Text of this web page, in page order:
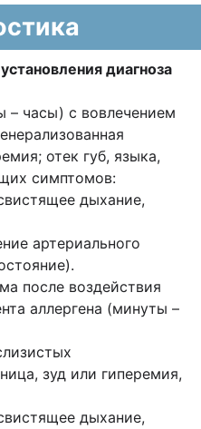
диагноза
– часы) с вовлечением
отек губ, языка,
симптомов:
дыхание,
артериального
после воздействия
аллергена (минуты –
зуд или гиперемия,
дыхание,